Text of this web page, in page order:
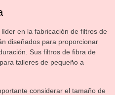
en la fabricación de filtros de
diseñados para proporcionar
Sus filtros de fibra de
talleres de pequeño a
considerar el tamaño de